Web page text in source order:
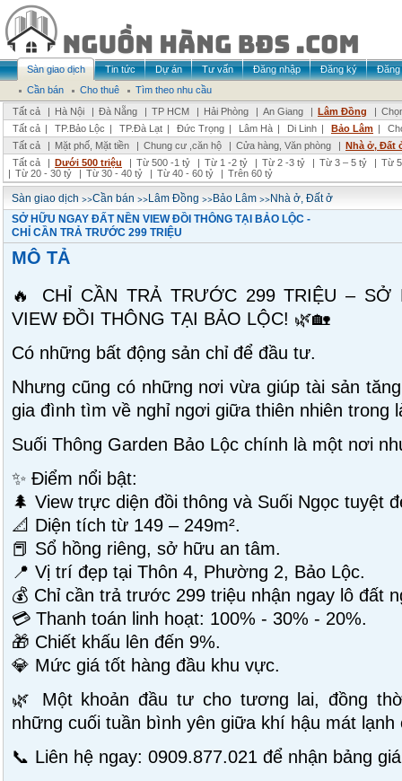
Sàn giao dịch Tin tức Dự án Tư vấn Đăng nhập Đăng ký
Đăng
Cần bán
Cho thuê
Tìm theo nhu cầu
Tất cả
| Hà Nội | Đà Nẵng | TP HCM | Hải Phòng | An Giang | Lâm Đồng |
Tất cả | TP.Bảo Lộc | TP.Đà Lạt | Đức Trọng | Lâm Hà | Di Linh | Bảo Lâm |
Tất cả
| Mặt phố, Mặt tiền | Chung cư ,căn hộ | Cửa hàng, Văn phòng | Nhà ở, Đất
Tất cả
| Dưới 500 triệu | Từ 500 -1 tỷ | Từ 1 -2 tỷ | Từ 2 -3 tỷ | Từ 3 – 5 tỷ | Từ
| Từ 20 - 30 tỷ | Từ 30 - 40 tỷ | Từ 40 - 60 tỷ | Trên 60 tỷ
Sàn giao dịch >>Cần bán >>Lâm Đồng >>Bảo Lâm >>Nhà ở, Đất ở
SỞ HỮU NGAY ĐẤT NỀN VIEW ĐỒI THÔNG TẠI BẢO LỘC -
CHỈ CẦN TRẢ TRƯỚC 299 TRIỆU
MÔ TẢ
🔥 CHỈ CẦN TRẢ TRƯỚC 299 TRIỆU – SỞ
VIEW ĐỒI THÔNG TẠI BẢO LỘC! 🌿🏡
Có những bất động sản chỉ để đầu tư.
Nhưng cũng có những nơi vừa giúp tài sản
gia đình tìm về nghỉ ngơi giữa thiên nhiên trong
Suối Thông Garden Bảo Lộc chính là một nơi
✨ Điểm nổi bật:
🌲 View trực diện đồi thông và Suối Ngọc tuyệt
📐 Diện tích từ 149 – 249m².
📕 Sổ hồng riêng, sở hữu an tâm.
📍 Vị trí đẹp tại Thôn 4, Phường 2, Bảo Lộc.
💰 Chỉ cần trả trước 299 triệu nhận ngay lô đất
💳 Thanh toán linh hoạt: 100% - 30% - 20%.
🎁 Chiết khấu lên đến 9%.
💎 Mức giá tốt hàng đầu khu vực.
🌿 Một khoản đầu tư cho tương lai, đồng
những cuối tuần bình yên giữa khí hậu mát lạnh
📞 Liên hệ ngay: 0909.877.021 để nhận bảng